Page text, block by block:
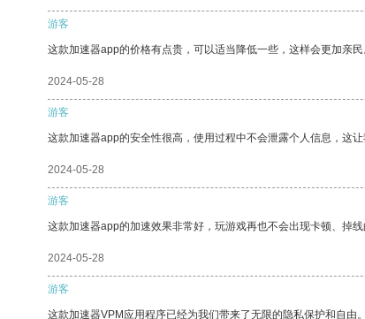
游客
这款加速器app的价格有点贵，可以适当降低一些，这样会更加亲民
2024-05-28
游客
这款加速器app的安全性很高，使用过程中不会泄露个人信息，这
2024-05-28
游客
这款加速器app的加速效果非常好，玩游戏再也不会出现卡顿、掉
2024-05-28
游客
这款加速器VPM应用程序已经为我们带来了无限的隐私保护和自由。